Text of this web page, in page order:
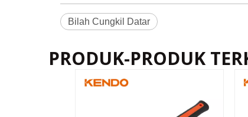
Bilah Cungkil Datar
PRODUK-PRODUK